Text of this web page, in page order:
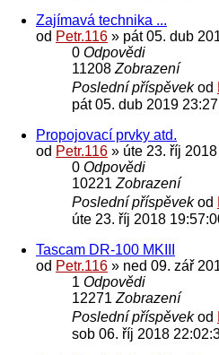
Zajímavá technika ...
od Petr.116 » pát 05. dub
0 Odpovědi
11208 Zobrazení
Poslední příspěvekod
pát 05. dub 2019
Propojovací prvky atd.
od Petr.116 » úte 23. říj
0 Odpovědi
10221 Zobrazení
Poslední příspěvekod
úte 23. říj 2018
Tascam DR-100 MKIII
od Petr.116 » ned 09. zář
1 Odpovědi
12271 Zobrazení
Poslední příspěvekod
sob 06. říj 2018